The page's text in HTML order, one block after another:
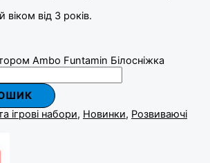
віком від 3 років.
Ambo Funtamin Білосніжка
ігрові набори, Новинки, Розвиваючі